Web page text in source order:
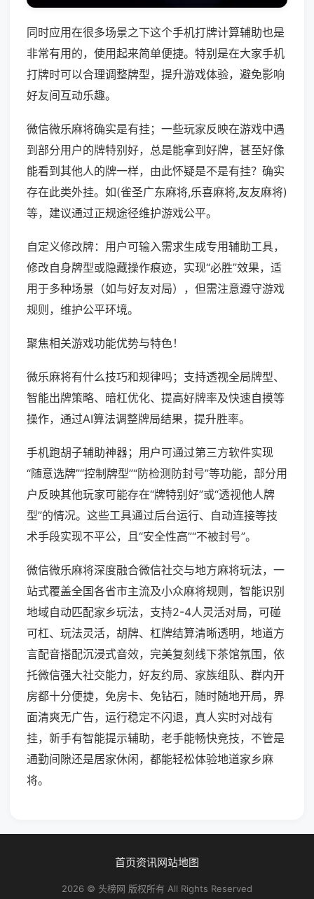
同时应用在很多场景之下这个手机打牌计算辅助也是
非常有用的，使用起来简单便捷。特别是在大家手机
打牌时可以合理调整牌型，提升游戏体验，避免影响
好友间互动乐趣。
微信微乐麻将确实是有挂；一些玩家反映在游戏中遇
到部分用户的牌特别好，总是能拿到好牌，甚至好像
能看到其他人的牌一样，由此怀疑是不是有挂？确实
存在此类外挂。如(雀圣广东麻将,乐喜麻将,友友麻将)
等，建议通过正规途径维护游戏公平。
自定义修改牌：用户可输入需求生成专用辅助工具，
修改自身牌型或隐藏操作痕迹，实现“必胜”效果，适
用于多种场景（如与好友对局），但需注意遵守游戏
规则，维护公平环境。
聚焦相关游戏功能优势与特色！
微乐麻将有什么技巧和规律吗；支持透视全局牌型、
智能出牌策略、暗杠优化、提高好牌率及快速自摸等
操作，通过AI算法调整牌局结果，提升胜率。
手机跑胡子辅助神器；用户可通过第三方软件实现
“随意选牌”“控制牌型”“防检测防封号”等功能，部分用
户反映其他玩家可能存在“牌特别好”或“透视他人牌
型”的情况。这些工具通过后台运行、自动连接等技
术手段实现不平公，且“安全性高”“不被封号”。
微信微乐麻将深度融合微信社交与地方麻将玩法，一
站式覆盖全国各省市主流及小众麻将规则，智能识别
地域自动匹配家乡玩法，支持2-4人灵活对局，可碰
可杠、玩法灵活，胡牌、杠牌结算清晰透明，地道方
言配音搭配沉浸式音效，完美复刻线下茶馆氛围，依
托微信强大社交能力，好友约局、家族组队、群内开
房都十分便捷，免房卡、免钻石，随时随地开局，界
面清爽无广告，运行稳定不闪退，真人实时对战有
挂，新手有智能提示辅助，老手能畅快竞技，不管是
通勤间隙还是居家休闲，都能轻松体验地道家乡麻
将。
首页资讯网站地图
2026 © 头榜网 版权所有 All Rights Reserved